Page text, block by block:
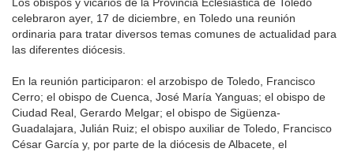
celebraron ayer, 17 de diciembre, en Toledo una reunión
ordinaria para tratar diversos temas comunes de actualidad para
las diferentes diócesis.
En la reunión participaron: el arzobispo de Toledo, Francisco
Cerro; el obispo de Cuenca, José María Yanguas; el obispo de
Ciudad Real, Gerardo Melgar; el obispo de Sigüenza-
Guadalajara, Julián Ruiz; el obispo auxiliar de Toledo, Francisco
César García y, por parte de la diócesis de Albacete, el